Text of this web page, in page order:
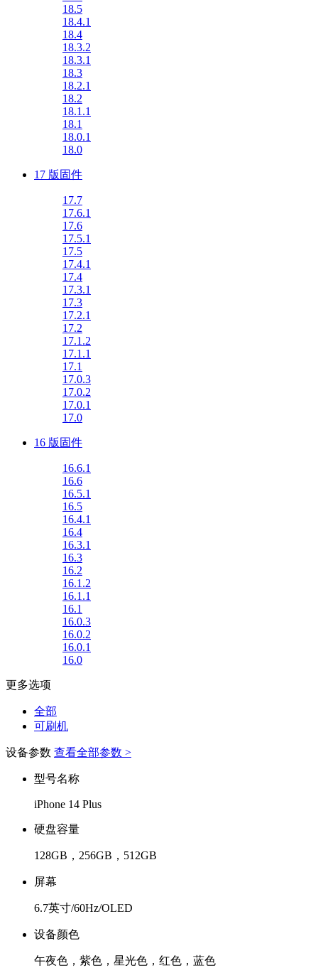
18.5
18.4.1
18.4
18.3.2
18.3.1
18.3
18.2.1
18.2
18.1.1
18.1
18.0.1
18.0
17 版固件
17.7
17.6.1
17.6
17.5.1
17.5
17.4.1
17.4
17.3.1
17.3
17.2.1
17.2
17.1.2
17.1.1
17.1
17.0.3
17.0.2
17.0.1
17.0
16 版固件
16.6.1
16.6
16.5.1
16.5
16.4.1
16.4
16.3.1
16.3
16.2
16.1.2
16.1.1
16.1
16.0.3
16.0.2
16.0.1
16.0
更多选项
全部
可刷机
设备参数 查看全部参数 >
型号名称
iPhone 14 Plus
硬盘容量
128GB，256GB，512GB
屏幕
6.7英寸/60Hz/OLED
设备颜色
午夜色，紫色，星光色，红色，蓝色